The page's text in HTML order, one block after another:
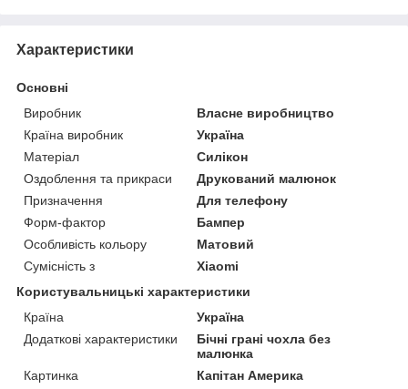
Характеристики
Основні
Виробник
Власне виробництво
Країна виробник
Україна
Матеріал
Силікон
Оздоблення та прикраси
Друкований малюнок
Призначення
Для телефону
Форм-фактор
Бампер
Особливість кольору
Матовий
Сумісність з
Xiaomi
Користувальницькі характеристики
Країна
Україна
Додаткові характеристики
Бічні грані чохла без
малюнка
Картинка
Капітан Америка